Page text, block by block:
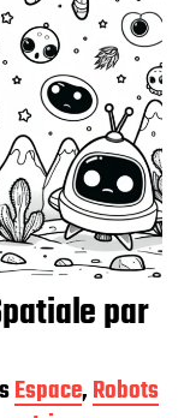
par
Espace,Robots